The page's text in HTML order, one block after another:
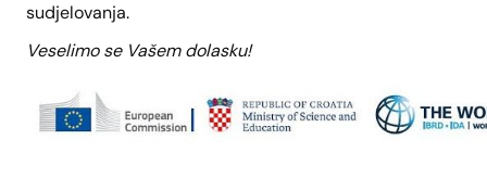
sudjelovanja.
Veselimo se Vašem dolasku!